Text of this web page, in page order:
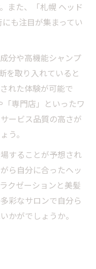
また、「札幌 ヘッド
も注目が集まってい
分や高機能シャンプ
を取り入れていると
れた体験が可能で
専門店」といったワ
ービス品質の高さが
う。
することが予想され
ら自分に合ったヘッ
クゼーションと美髪
彩なサロンで自分ら
かがでしょうか。